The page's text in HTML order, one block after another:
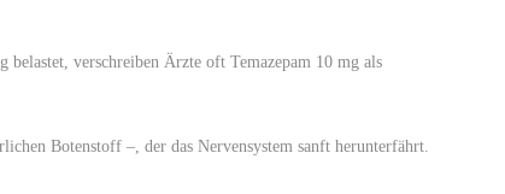
verschreiben Ärzte oft Temazepam 10 mg als
Botenstoff –, der das Nervensystem sanft herunterfährt.